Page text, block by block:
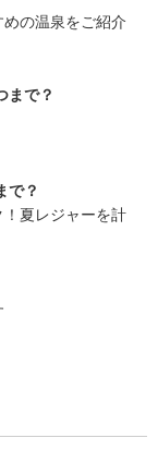
の温泉をご紹介
まで？
で？
夏レジャーを計